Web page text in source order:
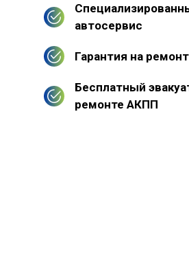
автосервис
Гарантия на
Бесплатный
ремонте АКПП